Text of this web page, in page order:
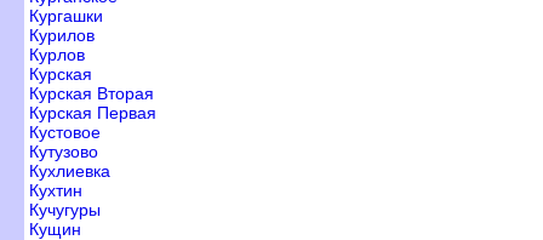
Кургашки
Курило
Курло
Курская
Курская Вторая
Курская Первая
Кустовое
Кутузово
Кухлиевка
Кухтин
Кучугуры
Кущин